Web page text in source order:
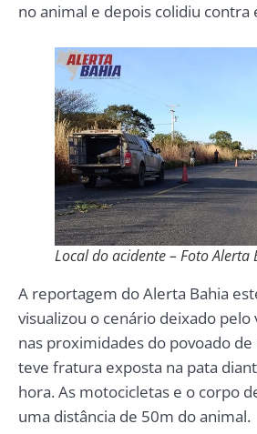
no animal e depois colidiu contra
Local do acidente – Foto Alerta
A reportagem do Alerta Bahia
visualizou o cenário deixado
nas proximidades do povoado de
teve fratura exposta na pata
hora. As motocicletas e o corpo
uma distância de 50m do animal.